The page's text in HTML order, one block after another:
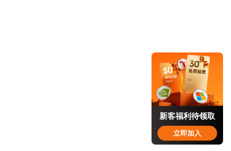
新客福利待领取
立即加入